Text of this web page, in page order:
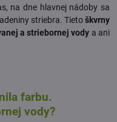
na dne hlavnej nádoby sa
striebra. Tietoškvrny
a striebornej vody a ani
farbu.
vody?